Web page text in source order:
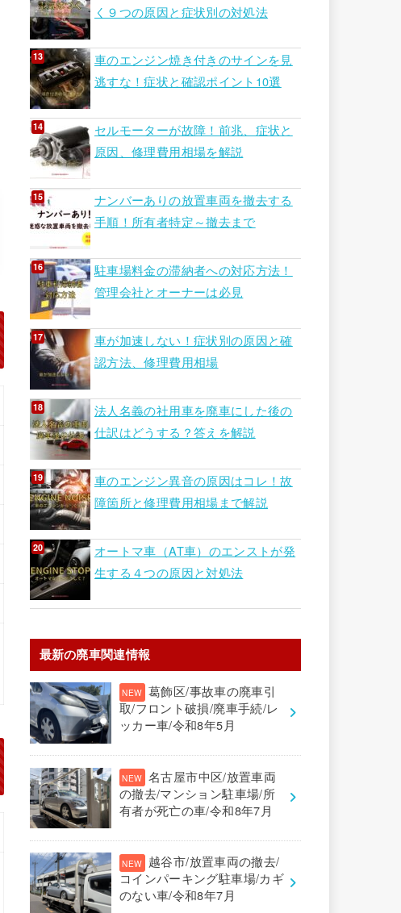
く９つの原因と症状別の対処法
車のエンジン焼き付きのサインを見
逃すな！症状と確認ポイント10選
セルモーターが故障！前兆、症状と
原因、修理費用相場を解説
ナンバーありの放置車両を撤去する
手順！所有者特定～撤去まで
駐車場料金の滞納者への対応方法！
管理会社とオーナーは必見
車が加速しない！症状別の原因と確
認方法、修理費用相場
法人名義の社用車を廃車にした後の
仕訳はどうする？答えを解説
車のエンジン異音の原因はコレ！故
障箇所と修理費用相場まで解説
オートマ車（AT車）のエンストが発
生する４つの原因と対処法
最新の廃車関連情報
葛飾区/事故車の廃車引
取/フロント破損/廃車手続/レ
ッカー車/令和8年5月
名古屋市中区/放置車両
の撤去/マンション駐車場/所
有者が死亡の車/令和8年7月
越谷市/放置車両の撤去/
コインパーキング駐車場/カギ
のない車/令和8年7月